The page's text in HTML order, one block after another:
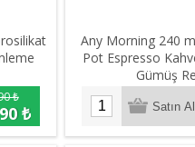
₺
₺
Any Morning 240
Pot Espresso
Gümüş